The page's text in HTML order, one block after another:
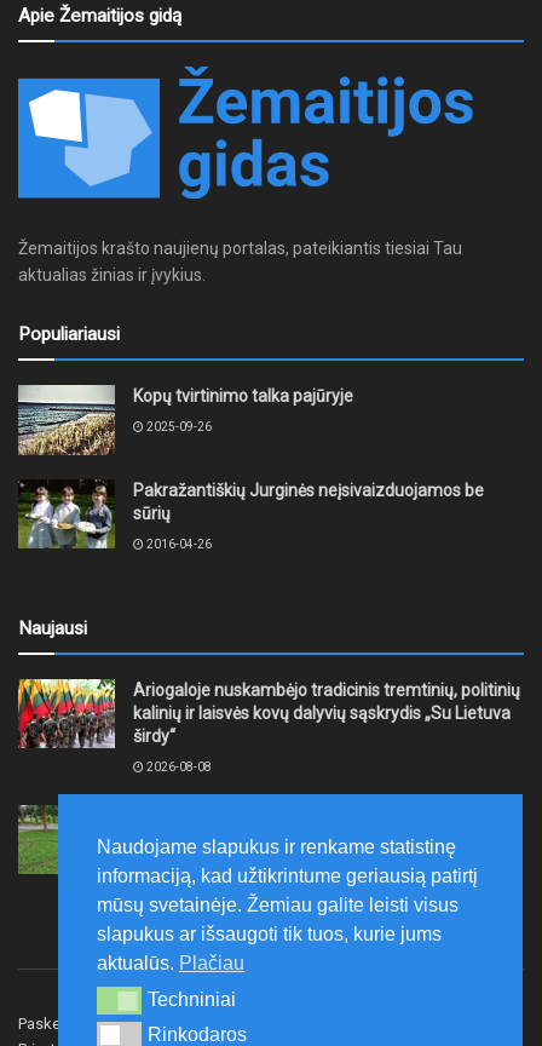
Apie Žemaitijos gidą
Žemaitijos krašto naujienų portalas, pateikiantis tiesiai Tau
aktualias žinias ir įvykius.
Populiariausi
Kopų tvirtinimo talka pajūryje
2025-09-26
Pakražantiškių Jurginės neįsivaizduojamos be
sūrių
2016-04-26
Naujausi
Ariogaloje nuskambėjo tradicinis tremtinių, politinių
kalinių ir laisvės kovų dalyvių sąskrydis „Su Lietuva
širdy“
2026-08-08
laikytis Kelių eismo taisyklių, tausoti aplinką
2026-08-08
Paskelbk naujieną Rašyti redakcijai
Naudojame slapukus ir renkame statistinę
informaciją, kad užtikrintume geriausią patirtį
mūsų svetainėje. Žemiau galite leisti visus
slapukus ar išsaugoti tik tuos, kurie jums
aktualūs. Plačiau
Techniniai
Techniniai
Rinkodaros
Rinkodaros